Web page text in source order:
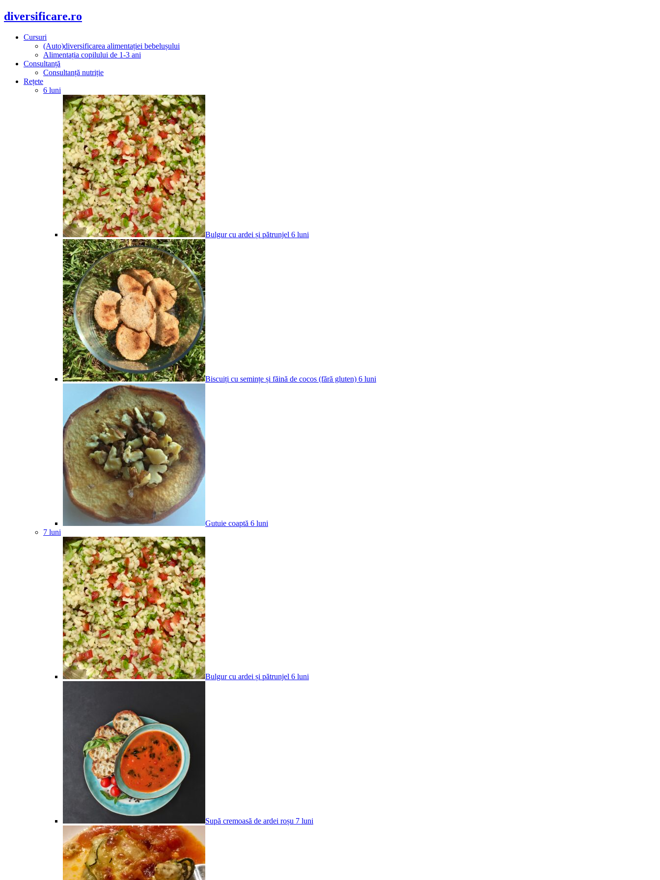
diversificare.ro
Cursuri
(Auto)diversificarea alimentației bebelușului
Alimentația copilului de 1-3 ani
Consultanță
Consultanță nutriție
Rețete
6 luni
Bulgur cu ardei și pătrunjel 6 luni
Biscuiți cu semințe și făină de cocos (fără gluten) 6 luni
Gutuie coaptă 6 luni
7 luni
Bulgur cu ardei și pătrunjel 6 luni
Supă cremoasă de ardei roșu 7 luni